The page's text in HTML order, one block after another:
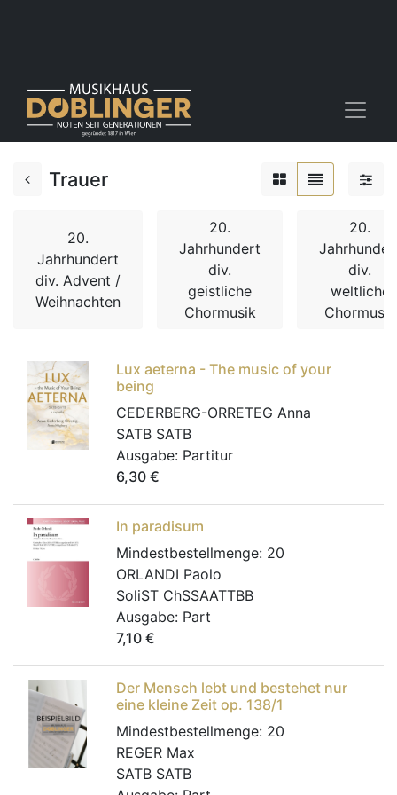
Trauer
20.
Jahrhundert
div. Advent /
Weihnachten
20.
Jahrhundert
div.
geistliche
Chormusik
20.
div.
weltliche
Chormusik
Lux aeterna - The music of your
being
CEDERBERG-ORRETEG Anna
SATB SATB
Ausgabe: Partitur
6,30 €
In paradisum
Mindestbestellmenge: 20
ORLANDI Paolo
SoliST ChSSAATTBB
Ausgabe: Part
7,10 €
Der Mensch lebt und bestehet nur
eine kleine Zeit op. 138/1
Mindestbestellmenge: 20
REGER Max
SATB SATB